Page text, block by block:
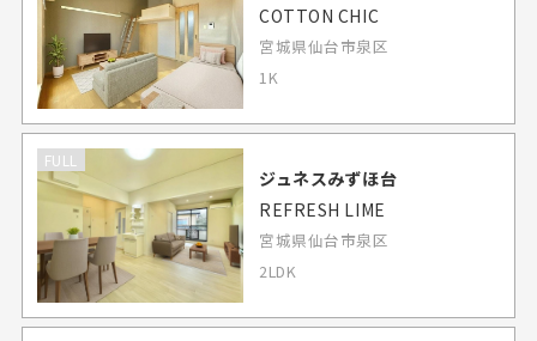
COTTON CHIC
宮城県仙台市泉区
1K
FULL
ジュネスみずほ台
REFRESH LIME
宮城県仙台市泉区
2LDK